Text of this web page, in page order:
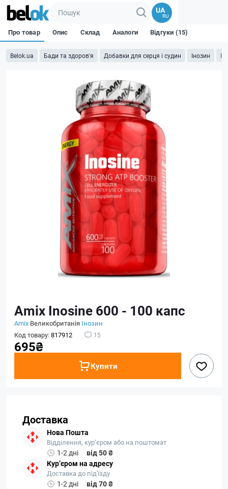
UA
RU
Belok.ua Бади та здоров'я Добавки для серця і судин Інозин
Про товар Опис Склад Аналоги Відгуки (15)
Amix Inosine 600 - 100 капс
Amix Великобританія Інозин
Код товару:817912 15
695₴
Купити
Доставка
Нова Пошта
Відділення, кур’єром або на поштомат
1-2 дні
від 50 ₴
Кур’єром на адресу
Доставка до під'їзду
1-2 дні
від 70 ₴